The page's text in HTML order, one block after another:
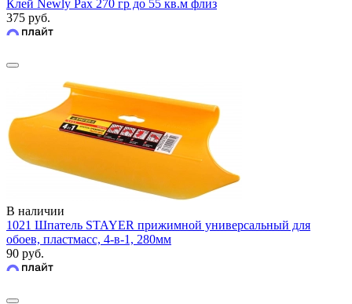
Клей Newly Pax 270 гр до 55 кв.м флиз
375 руб.
В наличии
1021 Шпатель STAYER прижимной универсальный для
обоев, пластмасс, 4-в-1, 280мм
90 руб.